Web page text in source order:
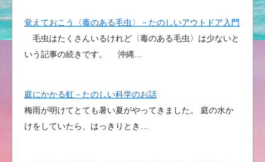
覚えておこう〈毒のある毛虫〉－たのしいアウトドア入門
毛虫はたくさんいるけれど〈毒のある毛虫〉は少ないと
いう記事の続きです。 沖縄…
庭にかかる虹－たのしい科学のお話
梅雨が明けてとても暑い夏がやってきました。 庭の水か
けをしていたら、はっきりとき…